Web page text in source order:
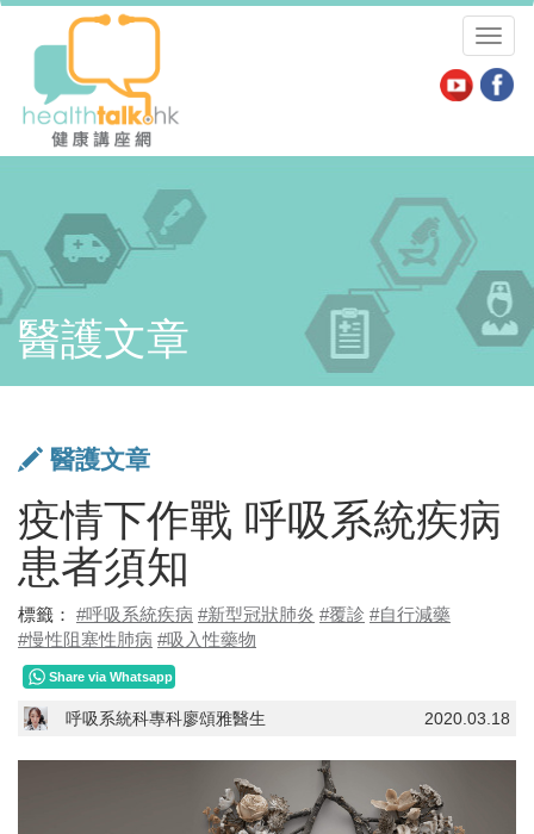
醫護文章
醫護文章
疫情下作戰 呼吸系統疾病
患者須知
標籤： #呼吸系統疾病 #新型冠狀肺炎 #覆診 #自行減藥
#慢性阻塞性肺病 #吸入性藥物
Share via Whatsapp
2020.03.18
呼吸系統科專科廖頌雅醫生